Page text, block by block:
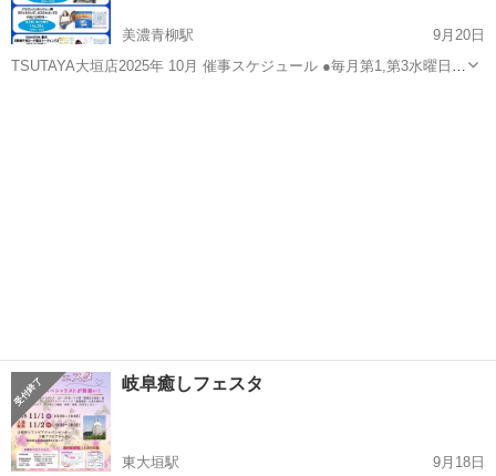
美濃青柳駅
9月20日
TSUTAYA大垣店2025年 10月 催事スケジュール ●毎月第1,第3水曜日(1
岐阜癒しフェスタ
東大垣駅
9月18日